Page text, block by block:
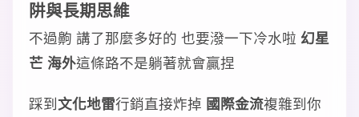
阱與長期思維
不過齁 講了那麼多好的 也要潑一下冷水啦 幻星
芒 海外這條路不是躺著就會贏捏
踩到文化地雷行銷直接炸掉 國際金流複雜到你